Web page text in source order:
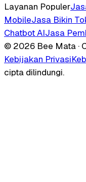
Layanan Populer
MobileJasa Bikin
Chatbot AIJasa
© 2026 Bee Mata ·
Kebijakan Privasi
cipta dilindungi.